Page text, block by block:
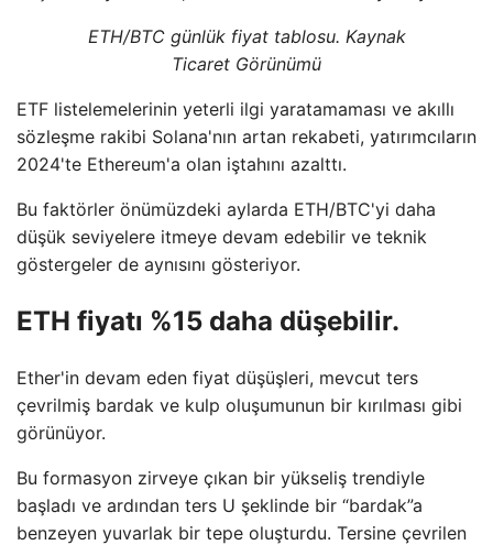
ETH/BTC günlük fiyat tablosu. Kaynak
Ticaret Görünümü
ETF listelemelerinin yeterli ilgi yaratamaması ve akıllı
sözleşme rakibi Solana'nın artan rekabeti, yatırımcıların
2024'te Ethereum'a olan iştahını azalttı.
Bu faktörler önümüzdeki aylarda ETH/BTC'yi daha
düşük seviyelere itmeye devam edebilir ve teknik
göstergeler de aynısını gösteriyor.
ETH fiyatı %15 daha düşebilir.
Ether'in devam eden fiyat düşüşleri, mevcut ters
çevrilmiş bardak ve kulp oluşumunun bir kırılması gibi
görünüyor.
Bu formasyon zirveye çıkan bir yükseliş trendiyle
başladı ve ardından ters U şeklinde bir “bardak”a
benzeyen yuvarlak bir tepe oluşturdu. Tersine çevrilen